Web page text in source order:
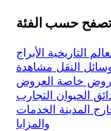
تصفح حسب الفئة
التاريخية الأبراج
النقل مشاهدة
خاصة العروض
الحيوان التجارب
المدينة الخدمات
والمزايا